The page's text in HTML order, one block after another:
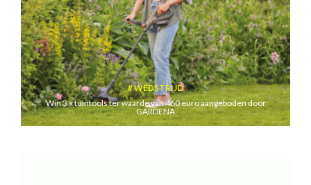
WEDSTRIJD
Win 3 x tuintools ter waarde van 460 euro aangeboden door
GARDENA